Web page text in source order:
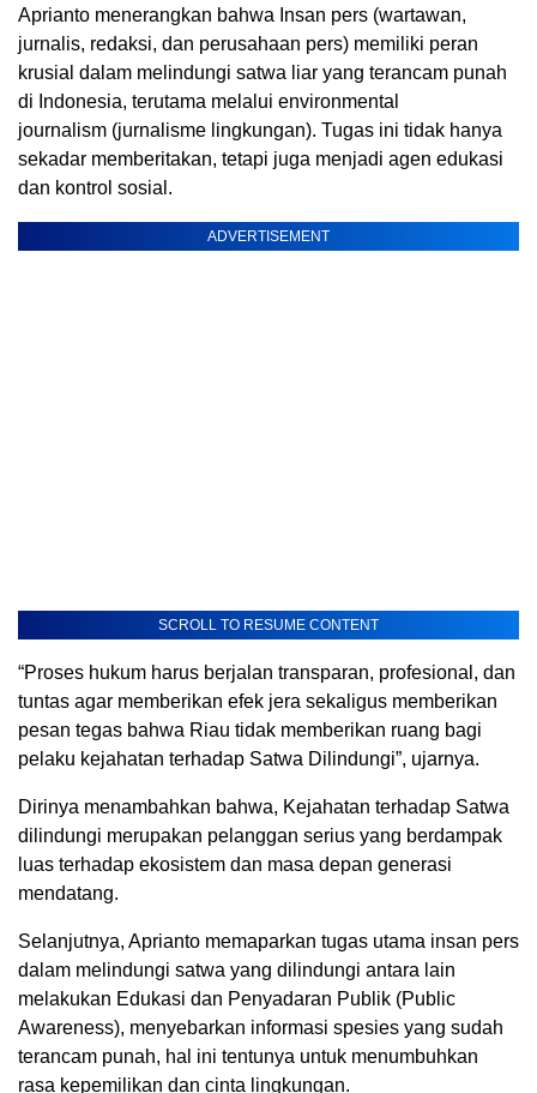
Aprianto menerangkan bahwa Insan pers (wartawan,
jurnalis, redaksi, dan perusahaan pers) memiliki peran
krusial dalam melindungi satwa liar yang terancam punah
di Indonesia, terutama melalui environmental
journalism (jurnalisme lingkungan). Tugas ini tidak hanya
sekadar memberitakan, tetapi juga menjadi agen edukasi
dan kontrol sosial.
ADVERTISEMENT
SCROLL TO RESUME CONTENT
“Proses hukum harus berjalan transparan, profesional, dan
tuntas agar memberikan efek jera sekaligus memberikan
pesan tegas bahwa Riau tidak memberikan ruang bagi
pelaku kejahatan terhadap Satwa Dilindungi”, ujarnya.
Dirinya menambahkan bahwa, Kejahatan terhadap Satwa
dilindungi merupakan pelanggan serius yang berdampak
luas terhadap ekosistem dan masa depan generasi
mendatang.
Selanjutnya, Aprianto memaparkan tugas utama insan pers
dalam melindungi satwa yang dilindungi antara lain
melakukan Edukasi dan Penyadaran Publik (Public
Awareness), menyebarkan informasi spesies yang sudah
terancam punah, hal ini tentunya untuk menumbuhkan
rasa kepemilikan dan cinta lingkungan.